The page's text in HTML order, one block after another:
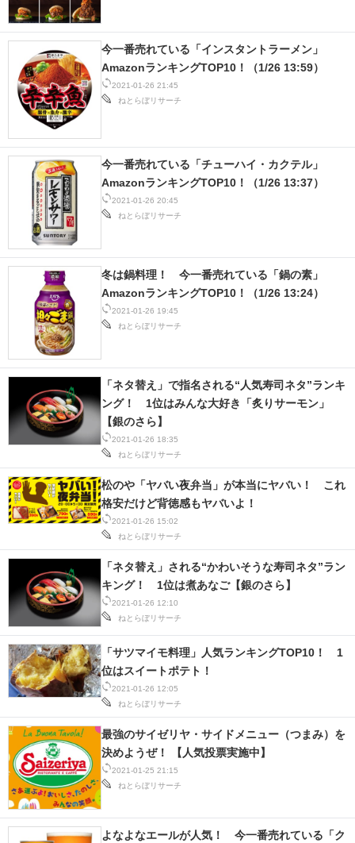
2021-01-26 21:45
ねとらぼリサーチ
今一番売れている「インスタントラーメン」
AmazonランキングTOP10！（1/26 13:59）
2021-01-26 20:45
ねとらぼリサーチ
今一番売れている「チューハイ・カクテル」
AmazonランキングTOP10！（1/26 13:37）
2021-01-26 19:45
ねとらぼリサーチ
冬は鍋料理！ 今一番売れている「鍋の素」
AmazonランキングTOP10！（1/26 13:24）
2021-01-26 18:35
ねとらぼリサーチ
「ネタ替え」で指名される“人気寿司ネタ”ランキ
ング！ 1位はみんな大好き「炙りサーモン」
【銀のさら】
2021-01-26 15:02
ねとらぼリサーチ
松のや「ヤバい夜弁当」が本当にヤバい！ これ
格安だけど背徳感もヤバいよ！
2021-01-26 12:10
ねとらぼリサーチ
「ネタ替え」される“かわいそうな寿司ネタ”ラン
キング！ 1位は煮あなご【銀のさら】
2021-01-26 12:05
ねとらぼリサーチ
「サツマイモ料理」人気ランキングTOP10！ 1
位はスイートポテト！
2021-01-25 21:15
ねとらぼリサーチ
最強のサイゼリヤ・サイドメニュー（つまみ）を
決めようぜ！ 【人気投票実施中】
よなよなエールが人気！ 今一番売れている「ク